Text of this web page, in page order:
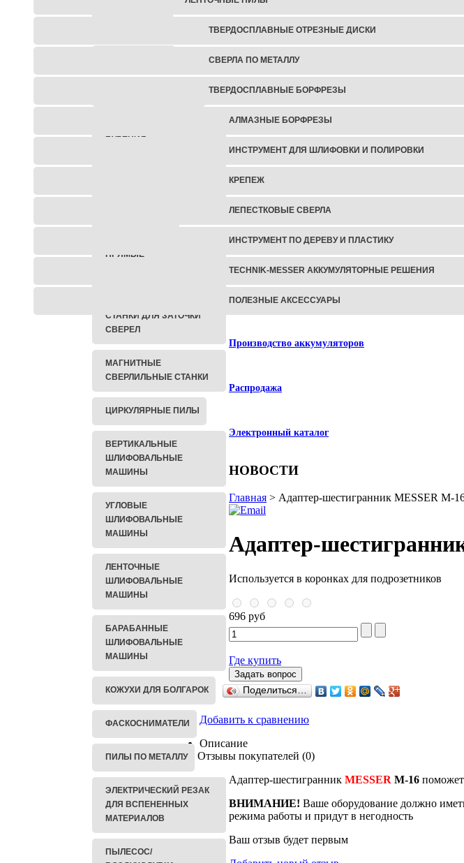
БУРЕНИЯ
ПРЯМЫЕ
СТАНКИ ДЛЯ ЗАТОЧКИ
СВЕРЕЛ
МАГНИТНЫЕ
СВЕРЛИЛЬНЫЕ СТАНКИ
ЦИРКУЛЯРНЫЕ ПИЛЫ
ВЕРТИКАЛЬНЫЕ
ШЛИФОВАЛЬНЫЕ
МАШИНЫ
УГЛОВЫЕ
ШЛИФОВАЛЬНЫЕ
МАШИНЫ
ЛЕНТОЧНЫЕ
ШЛИФОВАЛЬНЫЕ
МАШИНЫ
БАРАБАННЫЕ
ШЛИФОВАЛЬНЫЕ
МАШИНЫ
КОЖУХИ ДЛЯ БОЛГАРОК
ФАСКОСНИМАТЕЛИ
ПИЛЫ ПО МЕТАЛЛУ
ЭЛЕКТРИЧЕСКИЙ РЕЗАК
ДЛЯ ВСПЕНЕННЫХ
МАТЕРИАЛОВ
ПЫЛЕСОС/
ТВЕРДОСПЛАВНЫЕ ОТРЕЗНЫЕ ДИСКИ
СВЕРЛА ПО МЕТАЛЛУ
ТВЕРДОСПЛАВНЫЕ БОРФРЕЗЫ
АЛМАЗНЫЕ БОРФРЕЗЫ
ИНСТРУМЕНТ ДЛЯ ШЛИФОВКИ И ПОЛИРОВКИ
КРЕПЕЖ
ЛЕПЕСТКОВЫЕ СВЕРЛА
ИНСТРУМЕНТ ПО ДЕРЕВУ И ПЛАСТИКУ
TECHNIK-MESSER АККУМУЛЯТОРНЫЕ РЕШЕНИЯ
ПОЛЕЗНЫЕ АКСЕССУАРЫ
Производство аккумуляторов
Распродажа
Электронный каталог
НОВОСТИ
Главная > Адаптер-шестигранник MESSER M-
Адаптер-
Используется в коронках для подрозетников
696 руб
Где купить
Поделиться…
Добавить к сравнению
Описание
Отзывы покупателей (0)
Адаптер-шестигранник MESSER M-16
ВНИМАНИЕ! Ваше оборудование должно
режима работы и придут в негодность
Ваш отзыв будет первым